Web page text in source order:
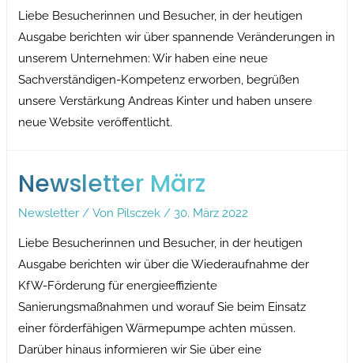
Liebe Besucherinnen und Besucher, in der heutigen
Ausgabe berichten wir über spannende Veränderungen in
unserem Unternehmen: Wir haben eine neue
Sachverständigen-Kompetenz erworben, begrüßen
unsere Verstärkung Andreas Kinter und haben unsere
neue Website veröffentlicht.
Newsletter März
Newsletter / Von Pilsczek / 30. März 2022
Liebe Besucherinnen und Besucher, in der heutigen
Ausgabe berichten wir über die Wiederaufnahme der
KfW-Förderung für energieeffiziente
Sanierungsmaßnahmen und worauf Sie beim Einsatz
einer förderfähigen Wärmepumpe achten müssen.
Darüber hinaus informieren wir Sie über eine